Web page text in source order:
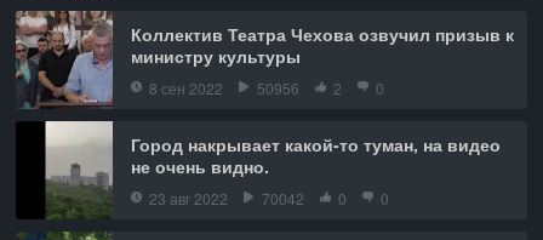
Коллектив Театра Чехова озвучил призыв к
министру культуры
8 сен 2022 50956 2 0
Город накрывает какой-то туман, на видео
не очень видно.
23 авг 2022 70042 0 0